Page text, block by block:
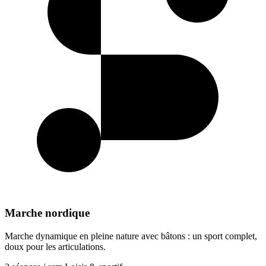
Marche nordique
Marche dynamique en pleine nature avec bâtons : un sport complet,
doux pour les articulations.